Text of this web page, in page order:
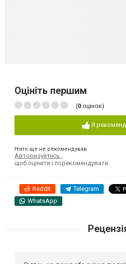
Оцініть першим
(0 оцінок)
Я
Ніхто ще не рекомендував
Авторизуйтесь
щоб оцінити і порекомендувати
Reddit Telegram
WhatsApp